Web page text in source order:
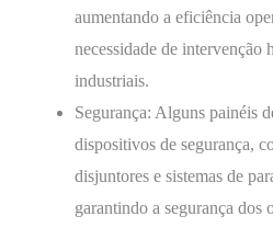
aumentando a eficiência
necessidade de intervenção
industriais.
Segurança: Alguns painéis
dispositivos de segurança,
disjuntores e sistemas de
garantindo a segurança dos